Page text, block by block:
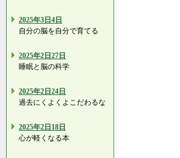
2025年3日4日
自分の脳を自分で育てる
2025年2日27日
睡眠と脳の科学
2025年2日24日
過去にくよくよこだわるな
2025年2日18日
心が軽くなる本